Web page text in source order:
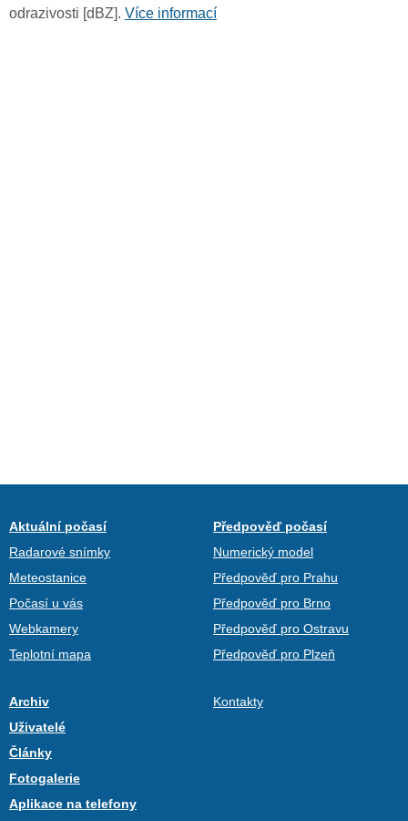
odrazivosti [dBZ]. Více informací
Aktuální počasí
Radarové snímky
Meteostanice
Počasí u vás
Webkamery
Teplotní mapa
Předpověď počasí
Numerický model
Předpověď pro Prahu
Předpověď pro Brno
Předpověď pro Ostravu
Předpověď pro Plzeň
Archiv
Uživatelé
Články
Fotogalerie
Aplikace na telefony
Kontakty